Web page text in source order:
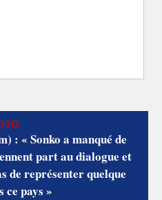
: « Sonko a manqué de
part au dialogue et
de représenter quelque
ce pays »